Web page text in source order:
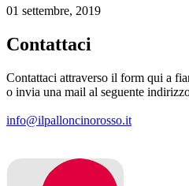
01 settembre, 2019
Contattaci
Contattaci attraverso il form qui a
o invia una mail al seguente
info@ilpalloncinorosso.it